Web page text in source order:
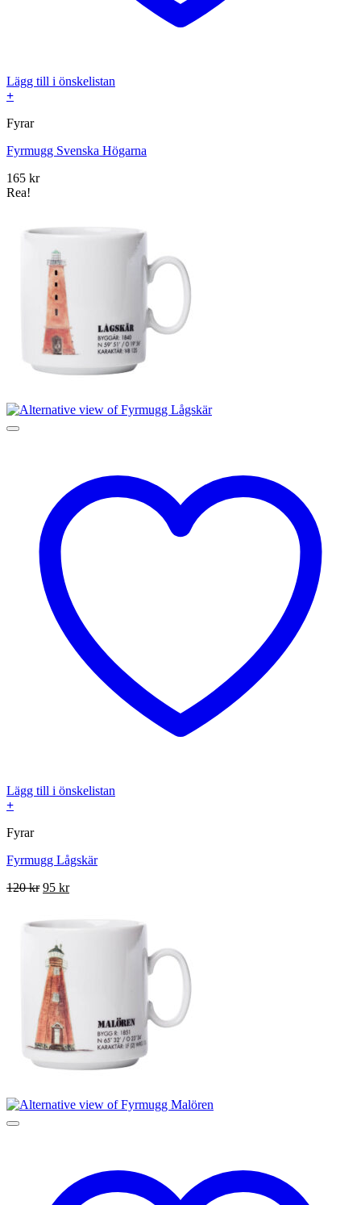
Lägg till i önskelistan
+
Fyrar
Fyrmugg Svenska Högarna
165 kr
Rea!
Lägg till i önskelistan
+
Fyrar
Fyrmugg Lågskär
120kr Det
var:
120 kr.
95 krDet